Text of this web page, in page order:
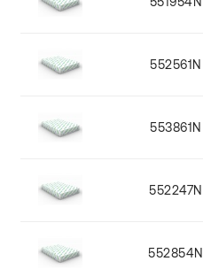
552561N
553861N
552247N
552854N